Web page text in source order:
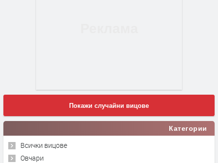
Покажи случайни вицове
Категории
Всички вицове
Овчари